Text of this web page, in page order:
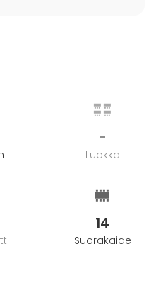
-
Luokka
14
Suorakaide